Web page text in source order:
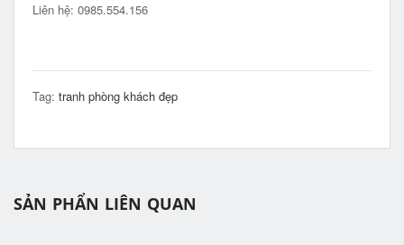
Liên hệ: 0985.554.156
Tag: tranh phòng khách đẹp
SẢN PHẨN LIÊN QUAN